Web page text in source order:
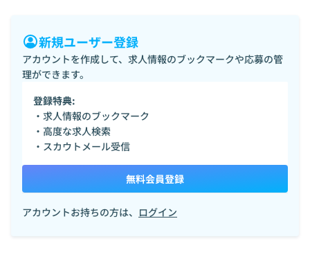
新規ユーザー登録
アカウントを作成して、求人情報のブックマークや応募の管
理ができます。
登録特典:
・求人情報のブックマーク
・高度な求人検索
・スカウトメール受信
無料会員登録
アカウントお持ちの方は、 ログイン